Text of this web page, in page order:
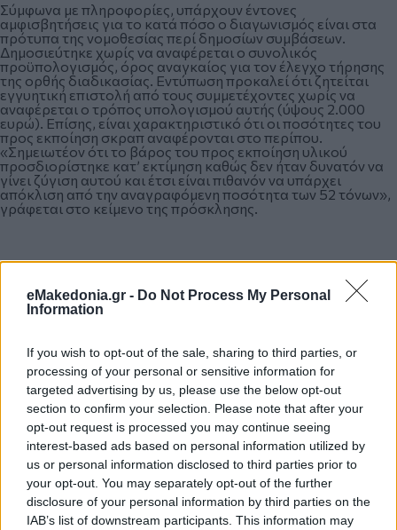
eMakedonia.gr - Do Not Process My Personal
Information
If you wish to opt-out of the sale, sharing to third parties, or
processing of your personal or sensitive information for
targeted advertising by us, please use the below opt-out
section to confirm your selection. Please note that after your
opt-out request is processed you may continue seeing
interest-based ads based on personal information utilized by
us or personal information disclosed to third parties prior to
your opt-out. You may separately opt-out of the further
disclosure of your personal information by third parties on the
IAB’s list of downstream participants. This information may
Σύμφωνα με πληροφορίες, υπάρχουν έντονες
αμφισβητήσεις για το κατά πόσο ο διαγωνισμός είναι στα
πρότυπα της νομοθεσίας περί δημοσίων συμβάσεων.
Δημοσιεύτηκε χωρίς να αναφέρεται ο συνολικός
προϋπολογισμός, όρος αναγκαίος για τον έλεγχο τήρησης
της ορθής διαδικασίας. Εντύπωση προκαλεί ότι ζητείται
εγγυητική επιστολή από τους συμμετέχοντες χωρίς να
αναφέρεται ο τρόπος υπολογισμού αυτής (ύψους 2.000
ευρώ). Επίσης, είναι χαρακτηριστικό ότι οι ποσότητες του
προς εκποίηση σκραπ αναφέρονται στο περίπου.
«Σημειωτέον ότι το βάρος του προς εκποίηση υλικού
προσδιορίστηκε κατ’ εκτίμηση καθώς δεν ήταν δυνατόν να
γίνει ζύγιση αυτού και έτσι είναι πιθανόν να υπάρχει
απόκλιση από την αναγραφόμενη ποσότητα των 52 τόνων»,
γράφεται στο κείμενο της πρόσκλησης.
Είναι ζήτημα, όμως, κατά πόσο δύναται οργανισμός σε
εκκαθάριση να εκποιήσει περιουσιακά στοιχεία του. Μόλις
πριν από έναν μήνα αναδείχθηκε προσωρινός μειοδότης στο
διαγωνισμό για την αποτίμηση της αξίας του ΟΑΣΘ, η
γίνεται με μεγάλη σοβαρότητα και τήρηση της νομιμότητας.
*Δημοσιεύθηκε στη "ΜτΚ" στις 23-24 Μαρτίου 2019
Κάνε κλικ και δες περισσότεροemakedonia.grστην
αναζήτηση της
Google
Πρόσθεσέ το στην Google